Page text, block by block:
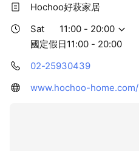
Hochoo好萩家居
Sat
11:00 - 20:00
國定假日11:00 - 20:00
02-25930439
www.hochoo-home.com/